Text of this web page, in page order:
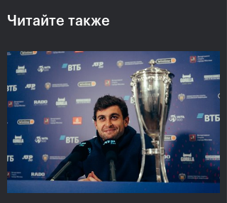
24 октября, 19:00
Харри Хелиоваара:
«Ради таких
розыгрышей, как в
финале «ВТБ Кубок
Кремля», мы и играем
в теннис»
Анетт Контавейт:
«Екатерина играла
классно, мне казалось,
что у меня нет шансов»
24 октября, 17:15
Читайте также